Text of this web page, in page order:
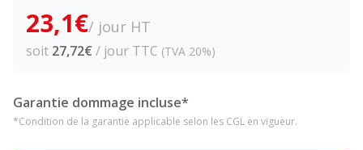
23,1€/ jour HT
soit 27,72€ / jour TTC (TVA 20%)
Garantie dommage incluse*
*Condition de la garantie applicable selon les CGL en vigueur.